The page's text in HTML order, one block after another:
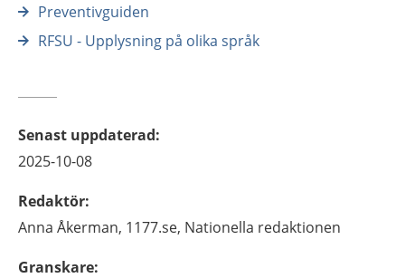
Preventivguiden
RFSU - Upplysning på olika språk
Senast uppdaterad:
2025-10-08
Redaktör:
Anna Åkerman, 1177.se, Nationella redaktionen
Granskare: